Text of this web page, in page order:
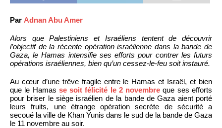
Par Adnan Abu Amer
Alors que Palestiniens et Israéliens tentent de découvrir
l’objectif de la récente opération israélienne dans la bande de
Gaza, le Hamas intensifie ses efforts pour contrer les futurs
opérations israéliennes, bien qu’un cessez-le-feu soit instauré.
Au cœur d’une trêve fragile entre le Hamas et Israël, et bien
que le Hamas se soit félicité le 2 novembre que ses efforts
pour briser le siège israélien de la bande de Gaza aient porté
leurs fruits, une étrange opération secrète de sécurité a
secoué la ville de Khan Yunis dans le sud de la bande de Gaza
le 11 novembre au soir.